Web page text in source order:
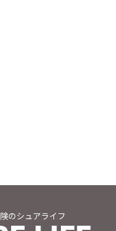
のシュアライフ